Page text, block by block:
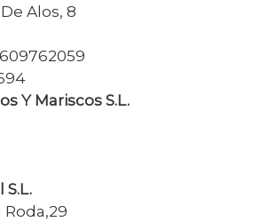
Alos, 8
Y Mariscos S.L.